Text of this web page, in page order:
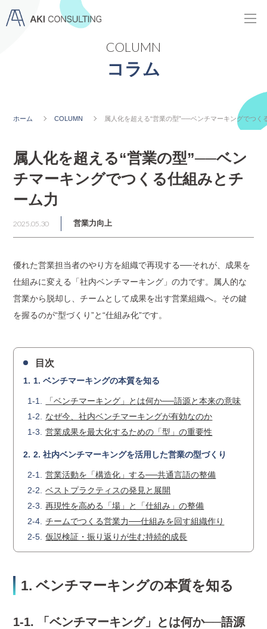
COLUMN
コラム
ホーム COLUMN 属人化を超える“営業の型”──ベンチマーキングでつく
属人化を超える“営業の型”──ベン
チマーキングでつくる仕組みとチ
ーム力
2025.05.30 営業力向上
優れた営業担当者のやり方を組織で再現する──それが、成果を
仕組みに変える「社内ベンチマーキング」の力です。属人的な
営業から脱却し、チームとして成果を出す営業組織へ。その鍵
を握るのが“型づくり”と“仕組み化”です。
目次
1. ベンチマーキングの本質を知る
「ベンチマーキング」とは何か──語源と本来の意味
なぜ今、社内ベンチマーキングが有効なのか
営業成果を最大化するための「型」の重要性
2. 社内ベンチマーキングを活用した営業の型づくり
営業活動を「構造化」する──共通言語の整備
ベストプラクティスの発見と展開
再現性を高める「場」と「仕組み」の整備
チームでつくる営業力──仕組みを回す組織作り
仮説検証・振り返りが生む持続的成長
1. ベンチマーキングの本質を知る
1-1. 「ベンチマーキング」とは何か──語源